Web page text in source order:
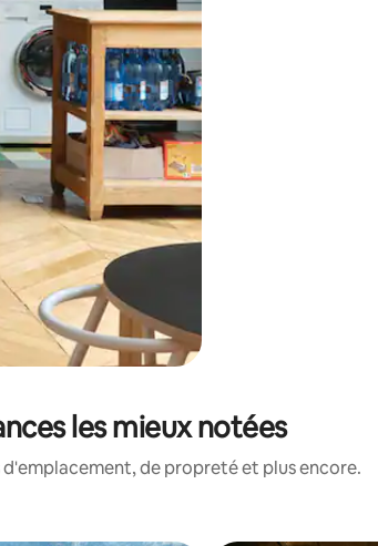
les mieux notées
d'emplacement, de propreté et plus encore.